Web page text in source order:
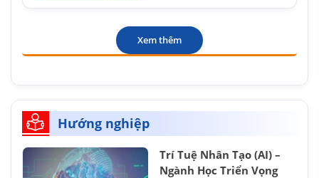
Xem thêm
Hướng nghiệp
Trí Tuệ Nhân Tạo (AI) –
Ngành Học Triển Vọng